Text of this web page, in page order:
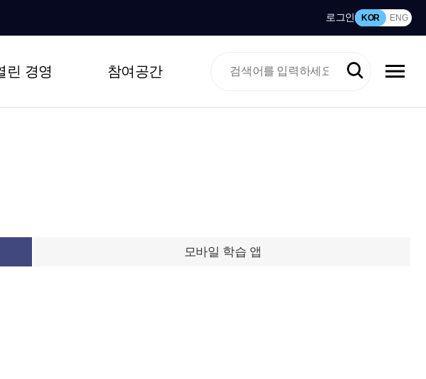
로그인 KOR ENG
린 경영 참여공간
모바일 학습 앱